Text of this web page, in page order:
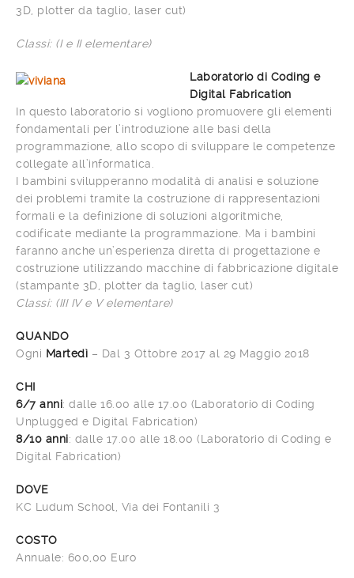
3D, plotter da taglio, laser cut)
Classi: (I e II elementare)
Laboratorio di Coding e
Digital Fabrication
In questo laboratorio si vogliono promuovere gli elementi
fondamentali per l’introduzione alle basi della
programmazione, allo scopo di sviluppare le competenze
collegate all’informatica.
I bambini svilupperanno modalità di analisi e soluzione
dei problemi tramite la costruzione di rappresentazioni
formali e la definizione di soluzioni algoritmiche,
codificate mediante la programmazione. Ma i bambini
faranno anche un’esperienza diretta di progettazione e
costruzione utilizzando macchine di fabbricazione digitale
(stampante 3D, plotter da taglio, laser cut)
Classi: (III IV e V elementare)
QUANDO
Ogni Martedì – Dal 3 Ottobre 2017 al 29 Maggio 2018
CHI
6/7 anni: dalle 16.00 alle 17.00 (Laboratorio di Coding
Unplugged e Digital Fabrication)
8/10 anni: dalle 17.00 alle 18.00 (Laboratorio di Coding e
Digital Fabrication)
DOVE
KC Ludum School, Via dei Fontanili 3
COSTO
Annuale: 600,00 Euro